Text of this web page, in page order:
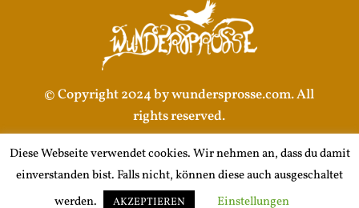
© Copyright 2024 by wundersprosse.com. All
rights reserved.
Impressum |Datenschutzerklärung
Diese Webseite verwendet cookies. Wir nehmen an, dass du damit
einverstanden bist. Falls nicht, können diese auch ausgeschaltet
werden.
AKZEPTIEREN Einstellungen